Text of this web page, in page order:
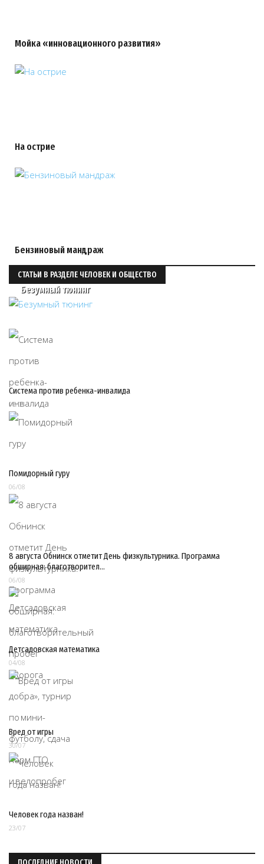
Мойка «инновационного развития»
На острие
Бензиновый мандраж
СТАТЬИ В РАЗДЕЛЕ ЧЕЛОВЕК И ОБЩЕСТВО
Безумный тюнинг
Система против ребенка-инвалида
06/08
Помидорный гуру
06/08
8 августа Обнинск отметит День физкультурника. Программа
обширная: благотворител…
06/08
Детсадовская математика
04/08
Вред от игры
30/07
Человек года назван!
23/07